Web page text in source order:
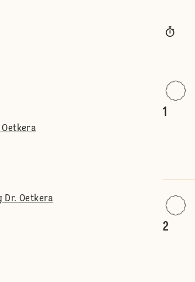
Dr. Oetkera
1
2